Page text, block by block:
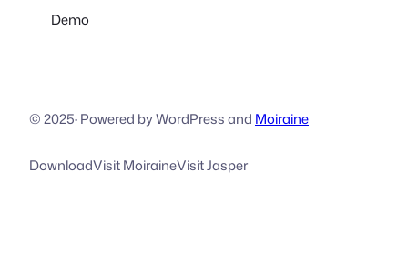
Demo
© 2025·Powered by WordPress and Moiraine
DownloadVisit MoiraineVisit Jasper